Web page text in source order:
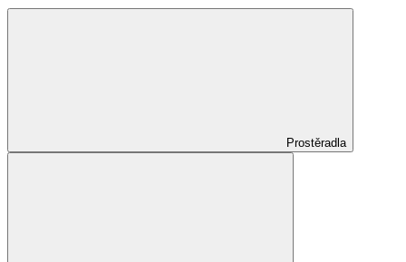
Prostěradla